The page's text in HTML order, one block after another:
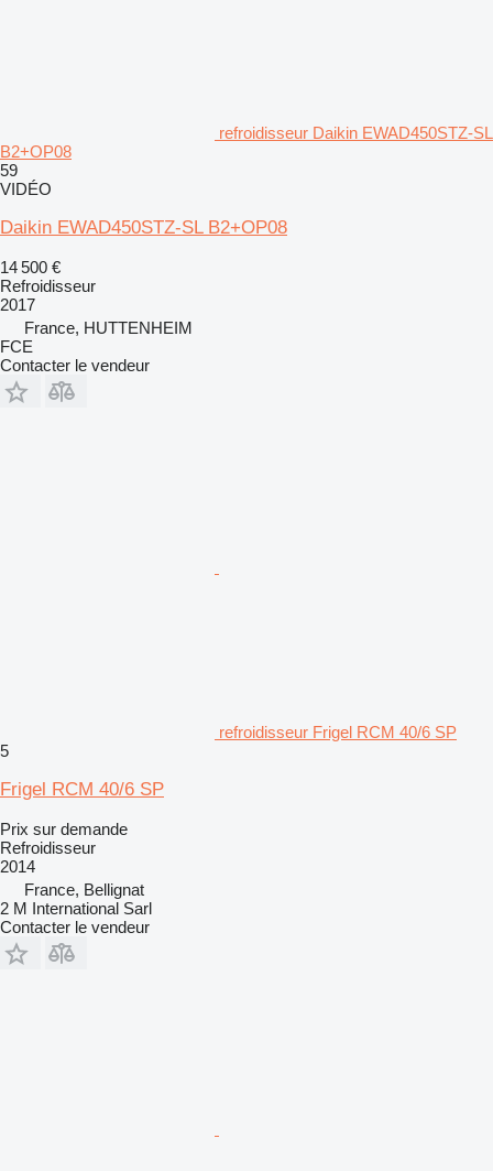
refroidisseur Daikin EWAD450STZ-SL
B2+OP08
59
VIDÉO
Daikin EWAD450STZ-SL B2+OP08
14 500 €
Refroidisseur
2017
France, HUTTENHEIM
FCE
Contacter le vendeur
refroidisseur Frigel RCM 40/6 SP
5
Frigel RCM 40/6 SP
Prix sur demande
Refroidisseur
2014
France, Bellignat
2 M International Sarl
Contacter le vendeur